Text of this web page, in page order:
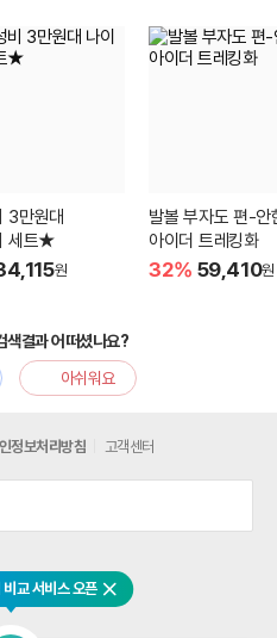
3만원대
세트★
원
발볼 부자도 편-안
아이더 트레킹화
32% 59,410원
결과 어떠셨나요?
아쉬워요
교 서비스 오픈 닫기
정보처리방침 고객센터